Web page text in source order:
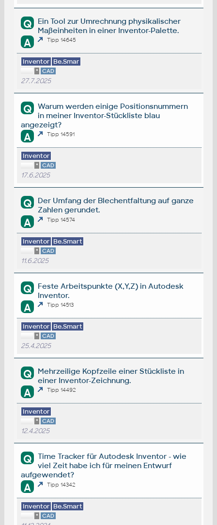
Q
Ein Tool zur Umrechnung physikalischer
Maßeinheiten in einer Inventor-Palette.
A Tipp 14645
Inventor Be.Smar
* CAD
27.7.2025
Q
Warum werden einige Positionsnummern
in meiner Inventor-Stückliste blau
angezeigt?
A Tipp 14591
Inventor
* CAD
17.6.2025
Q
Der Umfang der Blechentfaltung auf ganze
Zahlen gerundet.
A Tipp 14574
Inventor Be.Smart
* CAD
11.6.2025
Q
Feste Arbeitspunkte (X,Y,Z) in Autodesk
Inventor.
A Tipp 14513
Inventor Be.Smart
* CAD
25.4.2025
Q
Mehrzeilige Kopfzeile einer Stückliste in
einer Inventor-Zeichnung.
A Tipp 14492
Inventor
* CAD
12.4.2025
Q
Time Tracker für Autodesk Inventor - wie
viel Zeit habe ich für meinen Entwurf
aufgewendet?
A Tipp 14342
Inventor Be.Smart
* CAD